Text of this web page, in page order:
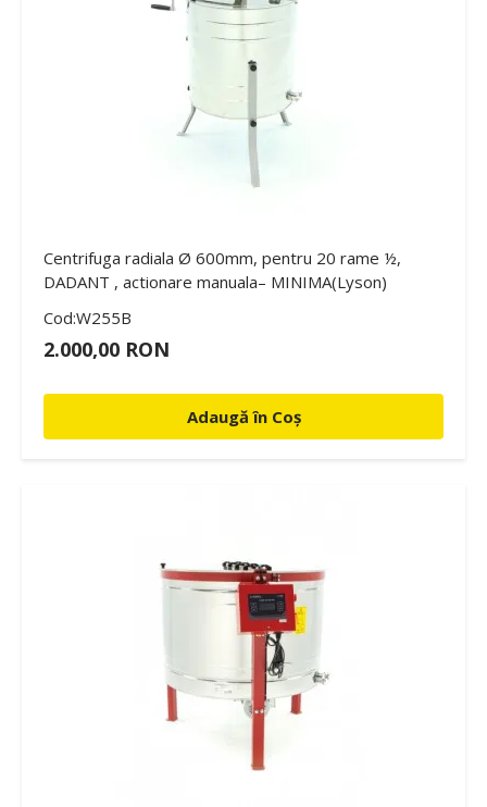
Centrifuga radiala Ø 600mm, pentru 20 rame ½,
DADANT , actionare manuala– MINIMA(Lyson)
Cod:W255B
2.000,00 RON
Adaugă în Coș